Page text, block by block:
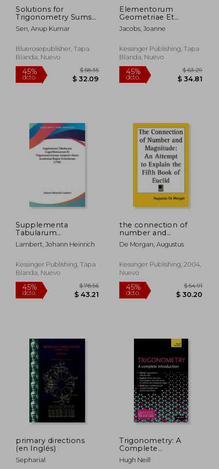
Solutions for
Trigonometry Sums
from Plane
Trigonometry Part 1
Inglés)
Sen, Anup Kumar
Bluerosepublisher, Tapa
Blanda, Nuevo
45%
dcto.
Elementorum
Geometriae Et
Trigonometriae
Compendium (1772)
Jacobs, Joanne
Kessinger Publishing, Tapa
Blanda, Nuevo
Supplementa
Tabularum
Logarithmicarum Et
Trigonometricarum
Academiae Regiae
Scientiarum (1798)
Lambert, Johann Heinrich
Kessinger Publishing, Tapa
Blanda, Nuevo
the connection of
number and
magnitude: an
attempt to explain
euclid (en Inglés)
De Morgan, Augustus
Kessinger Publishing, 2004,
Nuevo
primary directions
(en Inglés)
Sepharial
Trigonometry: A
Complete
Introduction (Teach
Yourself) (en Inglés)
Hugh Neill